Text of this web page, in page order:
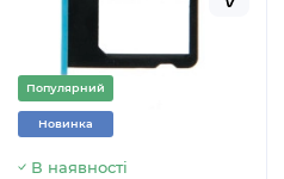
Популярний
Новинка
В наявності